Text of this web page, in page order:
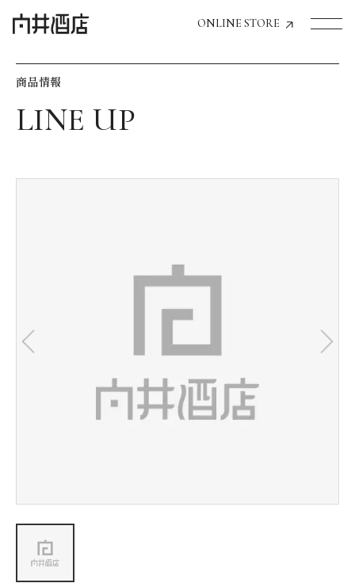
ONLINE STORE
飲食店経営のお客様
お気に入り機能の活用方法
会社情報
商品情報